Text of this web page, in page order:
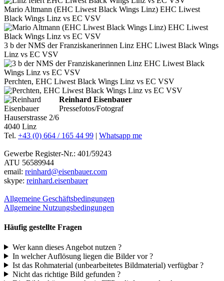
Mario Altmann (EHC Liwest Black Wings Linz) EHC Liwest
Black Wings Linz vs EC VSV
3 b der NMS der Franziskanerinnen Linz EHC Liwest Black Wings
Linz vs EC VSV
Perchten, EHC Liwest Black Wings Linz vs EC VSV
Reinhard Eisenbauer
Pressefotos/Fotograf
Hauserstrasse 2/6
4040 Linz
Tel. +43 (0) 664 / 165 44 99 | Whatsapp me
Gewerbe Register-Nr.: 401/59243
ATU 56589944
email: reinhard@eisenbauer.com
skype: reinhard.eisenbauer
Allgemeine Geschäftsbedingungen
Allgemeine Nutzungsbedingungen
Häufig gestellte Fragen
Wer kann dieses Angebot nutzen ?
In welcher Auflösung liegen die Bilder vor ?
Ist das Rohmaterial (unbearbeitetes Bildmaterial) verfügbar ?
Nicht das richtige Bild gefunden ?